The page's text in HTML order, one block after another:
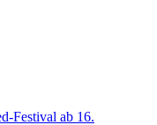
Festival ab 16.